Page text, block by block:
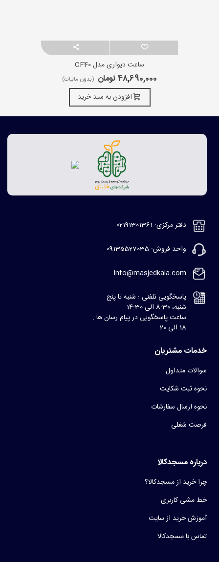
ساعت دیواری مدل CF40
48,690,000 تومان (بدون مالیات)
افزودن به سبد خرید
دفتر مرکزی: 02191301361
واحد فروش: 09135527035
Info@masjedkala.com
پاسخگویی تلفنی : شنبه تا پنج
شنبه، 8:30 الی 14:30
ساعت پاسخگویی در پیام رسان ها :
18 الی 20
خدمات مشتریان
سوالات متداول
نحوه ثبت شکایت
نحوه ارسال سفارشات
فرصت شغلی
درباره مسجدکالا
چرا خرید از مسجدکالا؟
خط مشی کاربری
آموزش خرید از سایت
تماس با مسجدکالا